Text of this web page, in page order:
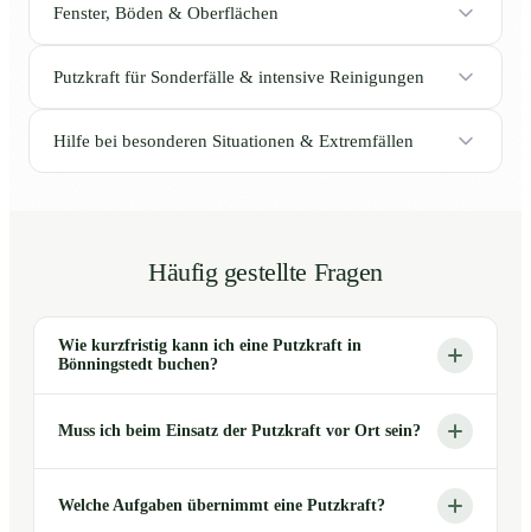
Fenster, Böden & Oberflächen
Putzkraft für Sonderfälle & intensive Reinigungen
Hilfe bei besonderen Situationen & Extremfällen
Häufig gestellte Fragen
Wie kurzfristig kann ich eine Putzkraft in
Bönningstedt buchen?
Muss ich beim Einsatz der Putzkraft vor Ort sein?
Welche Aufgaben übernimmt eine Putzkraft?